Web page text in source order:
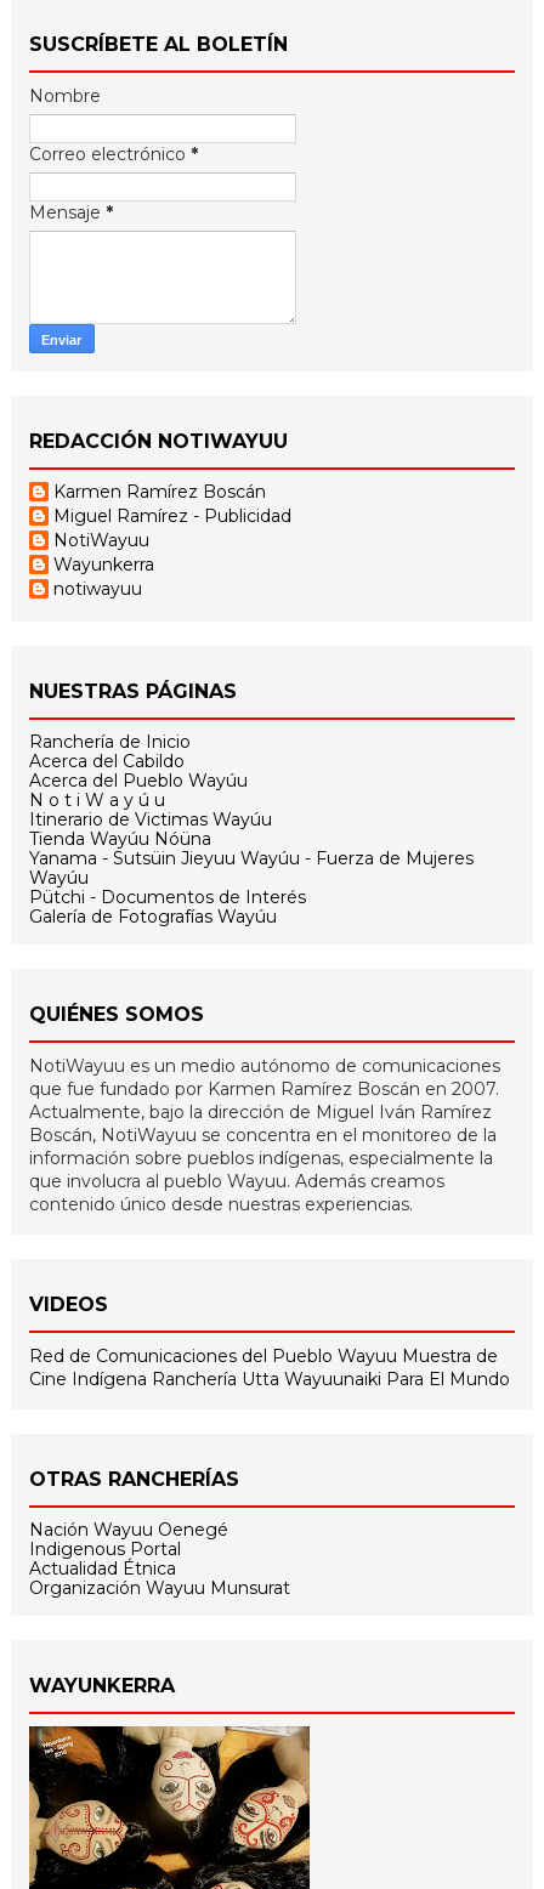
SUSCRÍBETE AL BOLETÍN
Nombre
Correo electrónico *
Mensaje *
REDACCIÓN NOTIWAYUU
Karmen Ramírez Boscán
Miguel Ramírez - Publicidad
NotiWayuu
Wayunkerra
notiwayuu
NUESTRAS PÁGINAS
Ranchería de Inicio
Acerca del Cabildo
Acerca del Pueblo Wayúu
N o t i W a y ú u
Itinerario de Victimas Wayúu
Tienda Wayúu Nóüna
Yanama - Sutsüin Jieyuu Wayúu - Fuerza de Mujeres
Wayúu
Pütchi - Documentos de Interés
Galería de Fotografías Wayúu
QUIÉNES SOMOS
NotiWayuu es un medio autónomo de comunicaciones
que fue fundado por Karmen Ramírez Boscán en 2007.
Actualmente, bajo la dirección de Miguel Iván Ramírez
Boscán, NotiWayuu se concentra en el monitoreo de la
información sobre pueblos indígenas, especialmente la
que involucra al pueblo Wayuu. Además creamos
contenido único desde nuestras experiencias.
VIDEOS
Red de Comunicaciones del Pueblo Wayuu Muestra de
Cine Indígena Ranchería Utta Wayuunaiki Para El Mundo
OTRAS RANCHERÍAS
Nación Wayuu Oenegé
Indigenous Portal
Actualidad Étnica
Organización Wayuu Munsurat
WAYUNKERRA